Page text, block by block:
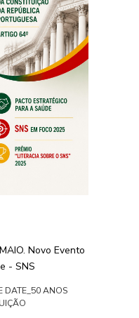
Novo Evento
- SNS
DATE_50 ANOS